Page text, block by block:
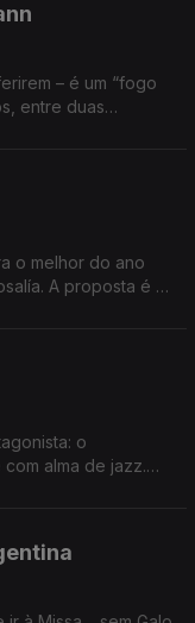
– é um “fogo
entre duas
o melhor do ano
A proposta é a
o
alma de jazz.